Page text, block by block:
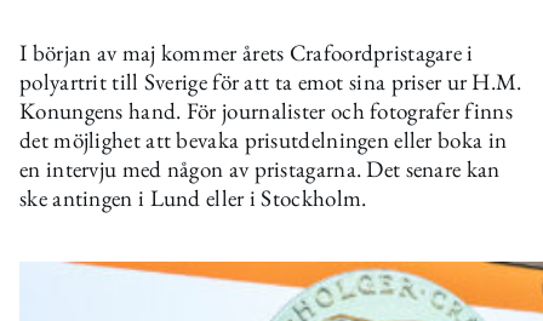
I början av maj kommer årets Crafoordpristagare i
polyartrit till Sverige för att ta emot sina priser ur H.M.
Konungens hand. För journalister och fotografer finns
det möjlighet att bevaka prisutdelningen eller boka in
en intervju med någon av pristagarna. Det senare kan
ske antingen i Lund eller i Stockholm.